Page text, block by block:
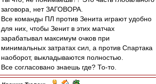
заговора, нет ЗАГОВОРА.
Все команды ПЛ против Зенита играют удобно
для них, чтобы Зенит в этих матчах
зарабатывал максимум очков при
минимальных затратах сил, а против Спартака
наоборот, выкладываются полностью.
Все согласовано знаешь где? То-то.